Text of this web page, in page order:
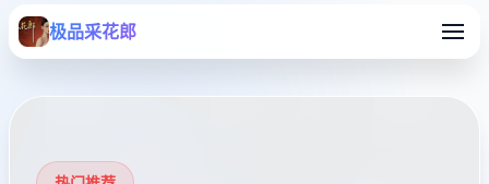
极品采花郎